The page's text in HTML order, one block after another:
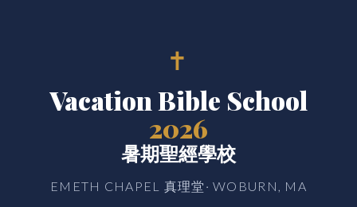
✝
Vacation Bible School
2026
暑期聖經學校
EMETH CHAPEL 真理堂· WOBURN, MA